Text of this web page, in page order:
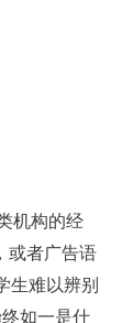
机构的经
或者广告语
生难以辨别
如一是什